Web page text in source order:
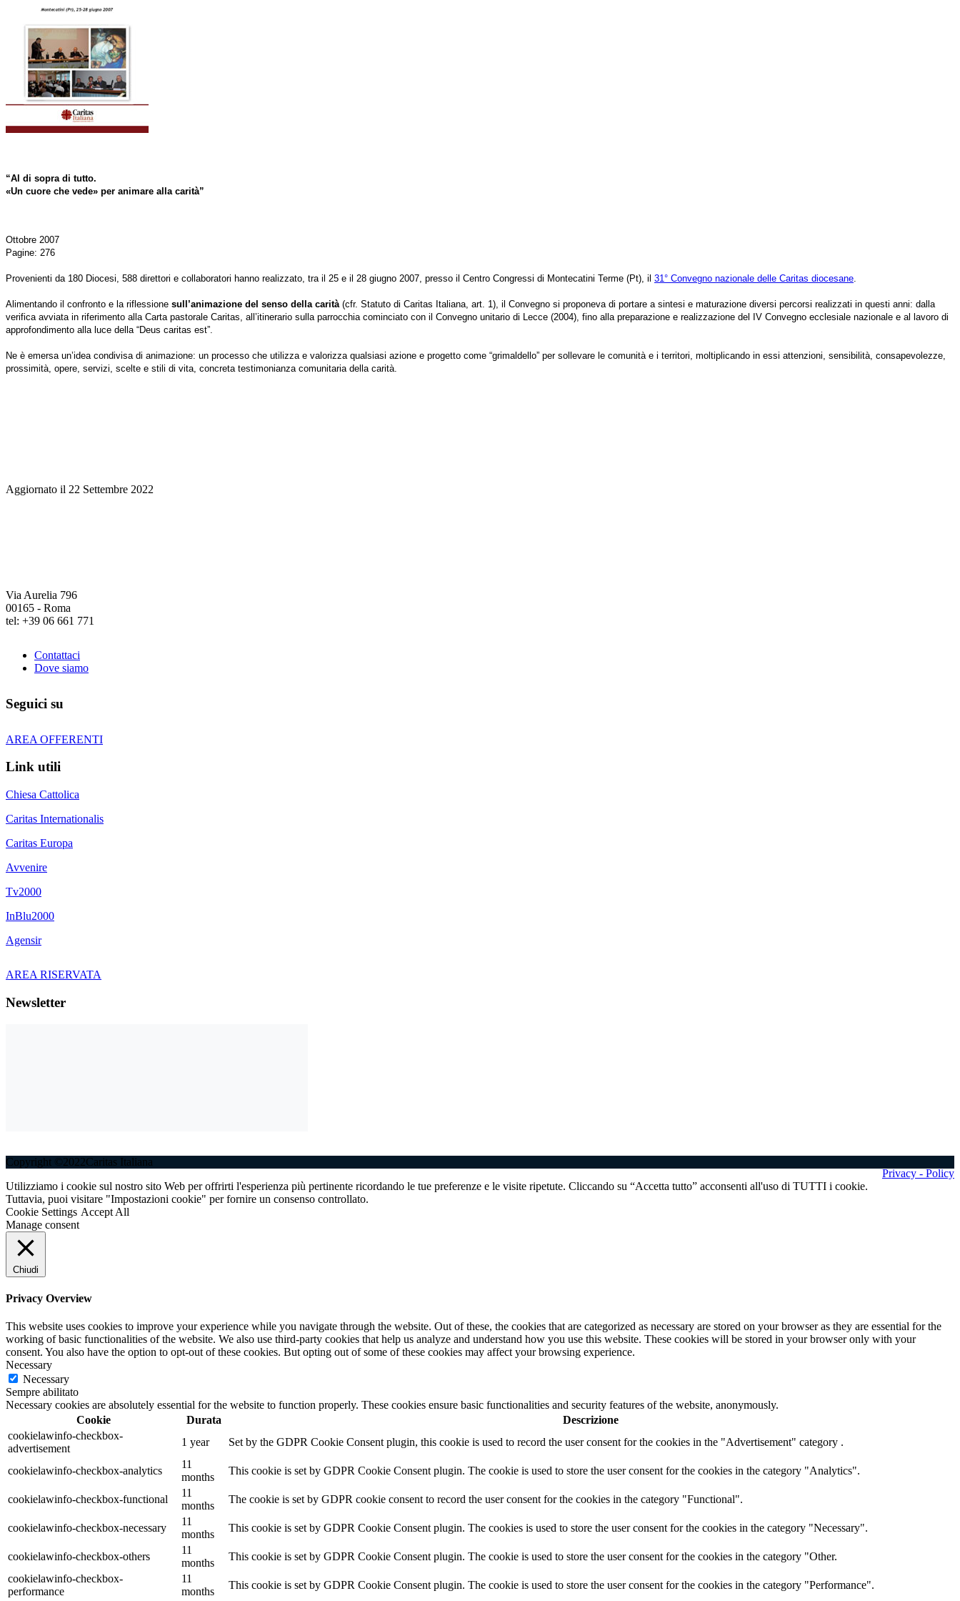
“Al di sopra di tutto.
«Un cuore che vede» per animare alla carità”
Ottobre 2007
Pagine: 276
Provenienti da 180 Diocesi, 588 direttori e collaboratori hanno realizzato, tra il 25 e il 28 giugno 2007, presso il Centro Congressi di Montecatini Terme (Pt), il 31° Convegno nazionale delle Caritas diocesane
Alimentando il confronto e la riflessione sull’animazione del senso della carità (cfr. Statuto di Caritas Italiana, art. 1), il Convegno si proponeva di portare a sintesi e maturazione diversi percorsi realizzati in questi anni: dalla
verifica avviata in riferimento alla Carta pastorale Caritas, all’itinerario sulla parrocchia cominciato con il Convegno unitario di Lecce (2004), fino alla preparazione e realizzazione del IV Convegno ecclesiale nazionale e al lavoro di
approfondimento alla luce della “Deus caritas est”.
Ne è emersa un’idea condivisa di animazione: un processo che utilizza e valorizza qualsiasi azione e progetto come “grimaldello” per sollevare le comunità e i territori, moltiplicando in essi attenzioni, sensibilità, consapevolezze,
prossimità, opere, servizi, scelte e stili di vita, concreta testimonianza comunitaria della carità.
Aggiornato il 22 Settembre 2022
Via Aurelia 796
00165 - Roma
tel: +39 06 661 771
Contattaci
Dove siamo
Seguici su
AREA OFFERENTI
Link utili
Chiesa Cattolica
Caritas Internationalis
Caritas Europa
Avvenire
Tv2000
InBlu2000
Agensir
AREA RISERVATA
Newsletter
Privacy - Policy
Copyright ©2022Caritas Italiana
Utilizziamo i cookie sul nostro sito Web per offrirti l'esperienza più pertinente ricordando le tue preferenze e le visite ripetute. Cliccando su “Accetta tutto” acconsenti all'uso di TUTTI i cookie.
Tuttavia, puoi visitare "Impostazioni cookie" per fornire un consenso controllato.
Cookie Settings Accept All
Manage consent
Chiudi
Privacy Overview
This website uses cookies to improve your experience while you navigate through the website. Out of these, the cookies that are categorized as necessary are stored on your browser as they are essential for the
working of basic functionalities of the website. We also use third-party cookies that help us analyze and understand how you use this website. These cookies will be stored in your browser only with your
consent. You also have the option to opt-out of these cookies. But opting out of some of these cookies may affect your browsing experience.
Necessary
Necessary
Sempre abilitato
Necessary cookies are absolutely essential for the website to function properly. These cookies ensure basic functionalities and security features of the website, anonymously.
Cookie
Durata
Descrizione
cookielawinfo-checkbox-
advertisement
1 year Set by the GDPR Cookie Consent plugin, this cookie is used to record the user consent for the cookies in the "Advertisement" category .
cookielawinfo-checkbox-analytics
11
months
This cookie is set by GDPR Cookie Consent plugin. The cookie is used to store the user consent for the cookies in the category "Analytics".
cookielawinfo-checkbox-functional
11
months
The cookie is set by GDPR cookie consent to record the user consent for the cookies in the category "Functional".
cookielawinfo-checkbox-necessary
11
months
This cookie is set by GDPR Cookie Consent plugin. The cookies is used to store the user consent for the cookies in the category "Necessary".
cookielawinfo-checkbox-others
11
months
This cookie is set by GDPR Cookie Consent plugin. The cookie is used to store the user consent for the cookies in the category "Other.
cookielawinfo-checkbox-
performance
11
months
This cookie is set by GDPR Cookie Consent plugin. The cookie is used to store the user consent for the cookies in the category "Performance".